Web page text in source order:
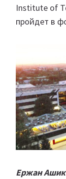
Institute of
пройдет в
Ержан